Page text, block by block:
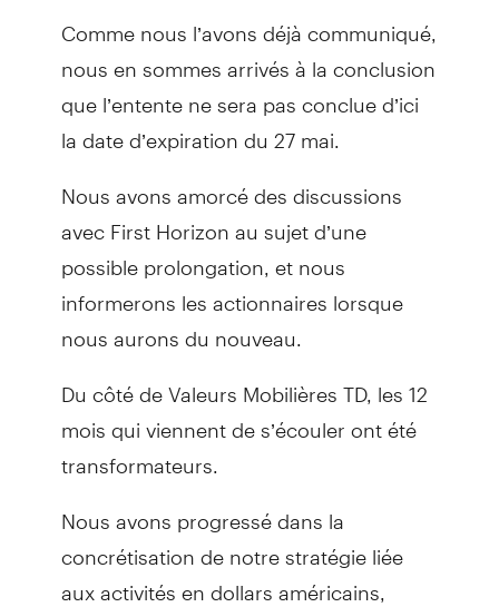
Comme nous l’avons déjà communiqué,
nous en sommes arrivés à la conclusion
que l’entente ne sera pas conclue d’ici
la date d’expiration du 27 mai.
Nous avons amorcé des discussions
avec First Horizon au sujet d’une
possible prolongation, et nous
informerons les actionnaires lorsque
nous aurons du nouveau.
Du côté de Valeurs Mobilières TD, les 12
mois qui viennent de s’écouler ont été
transformateurs.
Nous avons progressé dans la
concrétisation de notre stratégie liée
aux activités en dollars américains,